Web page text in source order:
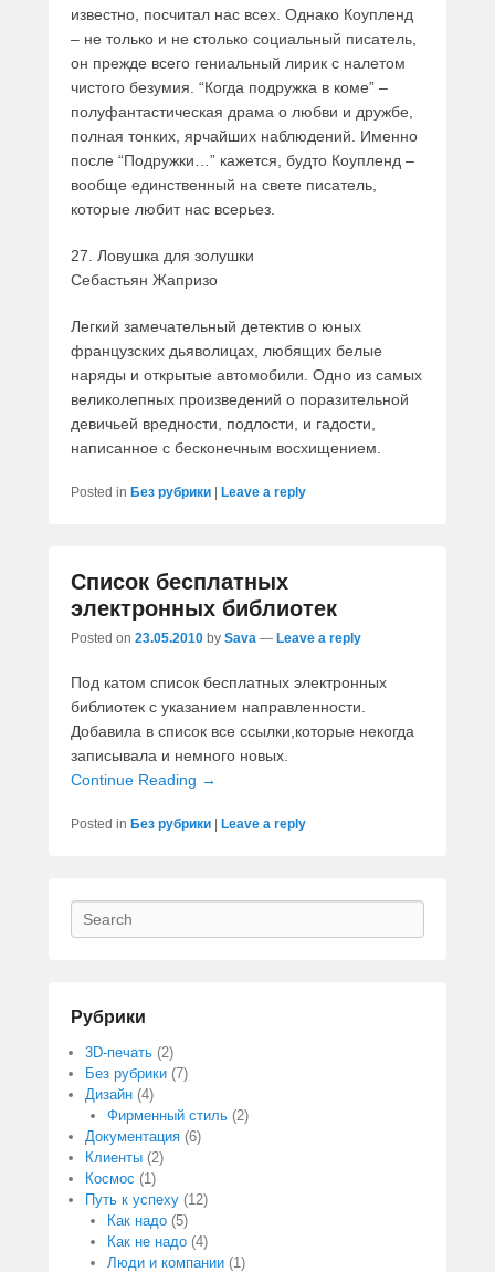
известно, посчитал нас всех. Однако Коупленд
– не только и не столько социальный писатель,
он прежде всего гениальный лирик с налетом
чистого безумия. “Когда подружка в коме” –
полуфантастическая драма о любви и дружбе,
полная тонких, ярчайших наблюдений. Именно
после “Подружки…” кажется, будто Коупленд –
вообще единственный на свете писатель,
которые любит нас всерьез.
27. Ловушка для золушки
Себастьян Жапризо
Легкий замечательный детектив о юных
французских дьяволицах, любящих белые
наряды и открытые автомобили. Одно из самых
великолепных произведений о поразительной
девичьей вредности, подлости, и гадости,
написанное с бесконечным восхищением.
Posted in Без рубрики Leave a reply
Список бесплатных
электронных библиотек
Posted on 23.05.2010 by Sava — Leave a reply
Под катом список бесплатных электронных
библиотек с указанием направленности.
Добавила в список все ссылки,которые некогда
записывала и немного новых.
Continue Reading →
Posted in Без рубрики Leave a reply
Search
Рубрики
3D-печать (2)
Без рубрики (7)
Дизайн (4)
Фирменный стиль(2)
Документация (6)
Клиенты (2)
Космос (1)
Путь к успеху (12)
Как надо(5)
Как не надо(4)
Люди и компании(1)